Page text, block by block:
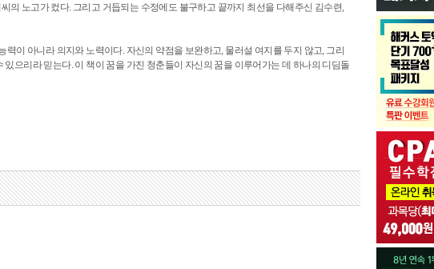
의 노고가 컸다. 그리고 거듭되는 수정에도 불구하고 끝까지 최선을 다해주신 김수련,
이 아니라 의지와 노력이다. 자신의 약점을 보완하고, 물러설 여지를 두지 않고, 그리
으리라 믿는다. 이 책이 꿈을 가진 청춘들이 자신의 꿈을 이루어가는 데 하나의 디딤돌